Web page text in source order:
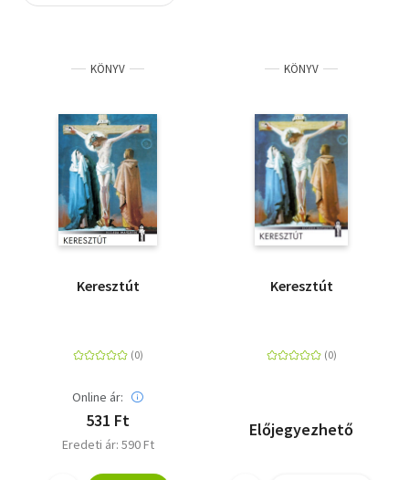
Szótár, nyelvkönyv
Tankönyv, segédkönyv
Társadalomtudomány
Történelem
KÖNYV
Keresztút
Online ár:
531 Ft
Eredeti ár: 590 Ft
KÖNYV
Keresztút
Előjegyezhető